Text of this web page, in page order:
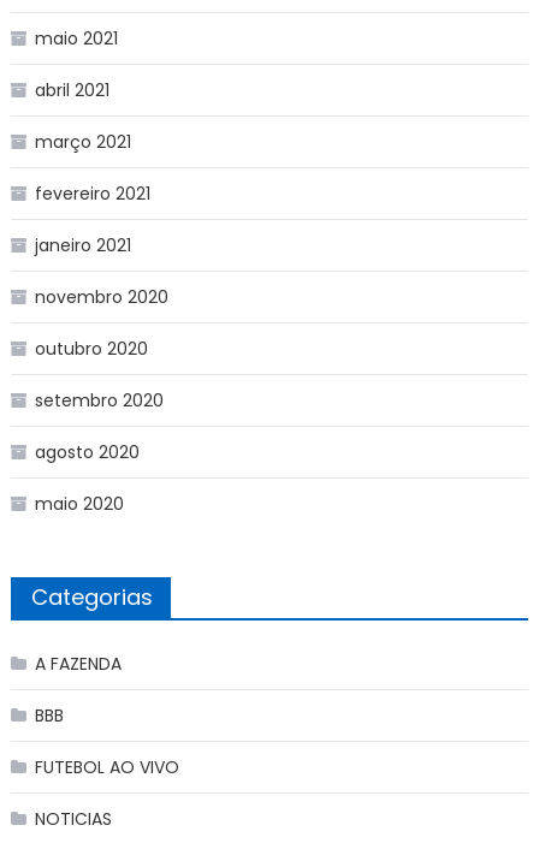
maio 2021
abril 2021
março 2021
fevereiro 2021
janeiro 2021
novembro 2020
outubro 2020
setembro 2020
agosto 2020
maio 2020
Categorias
A FAZENDA
BBB
FUTEBOL AO VIVO
NOTICIAS